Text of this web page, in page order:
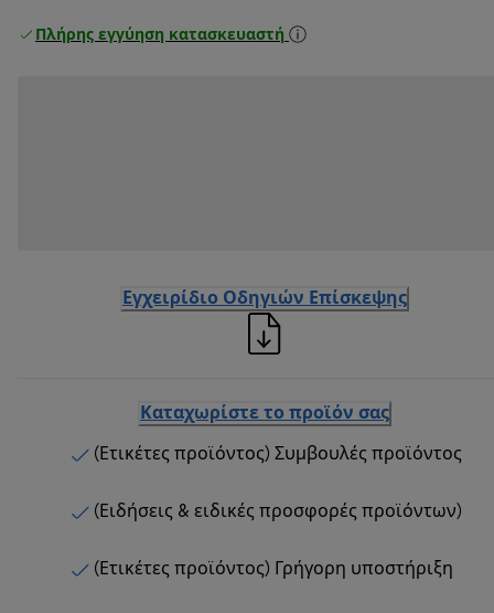
Πλήρης εγγύηση κατασκευαστή
Εγχειρίδιο Οδηγιών Επίσκεψης
Καταχωρίστε το προϊόν σας
(Ετικέτες προϊόντος) Συμβουλές προϊόντος
(Ειδήσεις & ειδικές προσφορές προϊόντων)
(Ετικέτες προϊόντος) Γρήγορη υποστήριξη